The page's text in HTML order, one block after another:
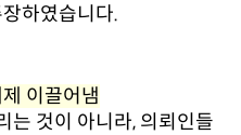
하였습니다.
이끌어냄
는 것이 아니라, 의뢰인들